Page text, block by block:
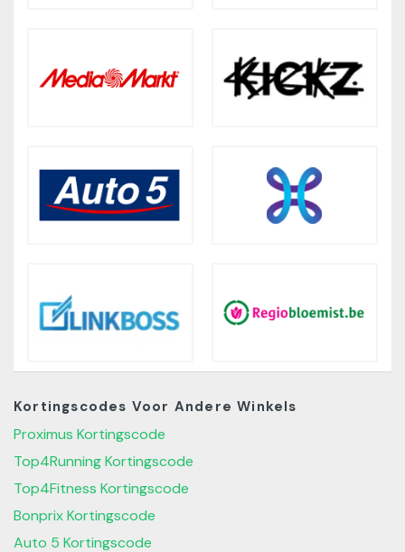
Kortingscodes Voor Andere Winkels
Proximus Kortingscode
Top4Running Kortingscode
Top4Fitness Kortingscode
Bonprix Kortingscode
Auto 5 Kortingscode